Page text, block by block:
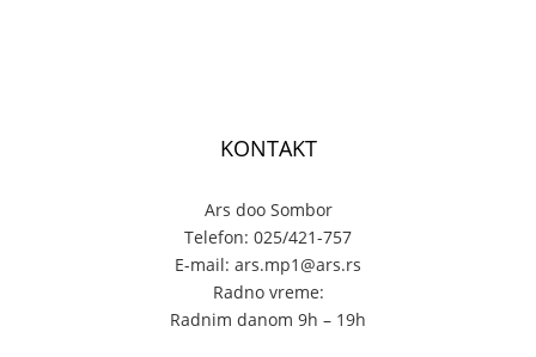
KONTAKT
Ars doo Sombor
Telefon: 025/421-757
E-mail: ars.mp1@ars.rs
Radno vreme:
Radnim danom 9h – 19h